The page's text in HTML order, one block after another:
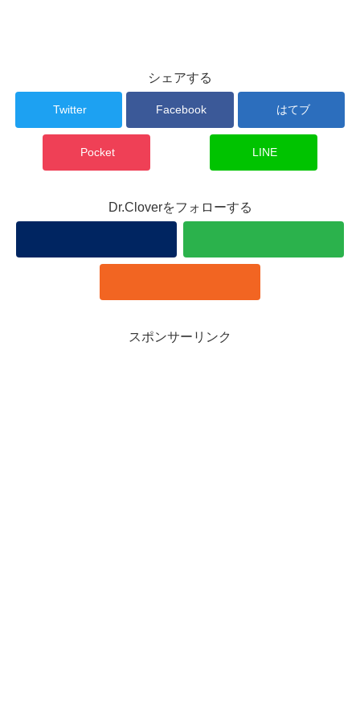
シェアする
Twitter Facebook はてブ
Pocket LINE
Dr.Cloverをフォローする
スポンサーリンク